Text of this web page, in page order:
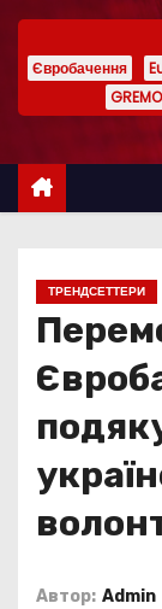
и
Євробачення
GREMO
ТРЕНДСЕТТЕРИ
Автор: Admin